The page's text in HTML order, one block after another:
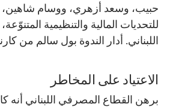
حبيب، وسعد أزهري، ووسام شاهين،
للتحديات المالية والتنظيمية
اللبناني. أدار الندوة بول سالم من
الاعتياد على المخاطر
برهن القطاع المصرفي اللبناني أنه